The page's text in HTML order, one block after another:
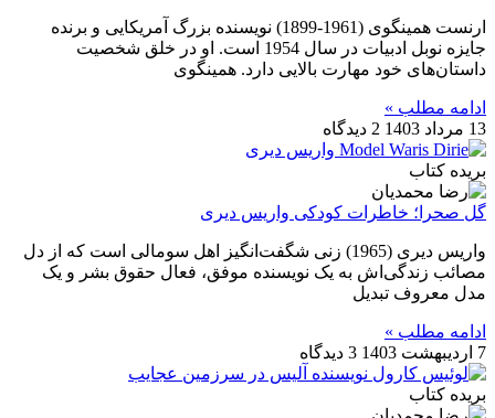
ارنست همینگوی (1961-1899) نویسنده بزرگ آمریکایی و برنده
جایزه نوبل ادبیات در سال 1954 است. او در خلق شخصیت‌
داستان‌های خود مهارت بالایی دارد. همینگوی
ادامه مطلب »
13 مرداد 1403
2 دیدگاه
بریده کتاب
گل صحرا؛ خاطرات کودکی واریس دیری
واریس دیری (1965) زنی شگفت‌انگیز اهل سومالی است که از دل
مصائب زندگی‌اش به یک نویسنده موفق، فعال حقوق بشر و یک
مدل معروف تبدیل
ادامه مطلب »
7 اردیبهشت 1403
3 دیدگاه
بریده کتاب